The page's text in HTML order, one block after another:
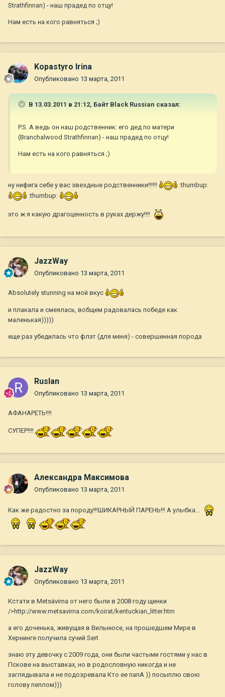
Strathfinnan) - наш прадед по отцу!
Нам есть на кого равняться ;)
Kopastyro Irina
Опубликовано 13 марта, 2011
В 13.03.2011 в 21:12, Байт Black Russian сказал:
P.S. А ведь он наш родственник: его дед по матери
(Branchalwood Strathfinnan) - наш прадед по отцу!
Нам есть на кого равняться ;)
ну нифига себе у вас звездные родственники!!!!!!
:thumbup:
:thumbup:
это ж я какую драгоценность в руках держу!!!!
JazzWay
Опубликовано 13 марта, 2011
Absolutely stunning на мой вкус
и плакала и смеялась, вобщем радовалась победе как
маленькая)))))
еще раз убедилась что флэт (для меня) - совершенная порода
Ruslan
Опубликовано 13 марта, 2011
АФАНАРЕТЬ!!!!
СУПЕР!!!!
Александра Максимова
Опубликовано 13 марта, 2011
Как же радостно за породу!!!ШИКАРНЫЙ ПАРЕНЬ!!! А улыбка...
JazzWay
Опубликовано 13 марта, 2011
Кстати в Metsävirna от него были в 2008 году щенки
/>http://www.metsavirna.com/koirat/kentuckian_litter.htm
а его доченька, живущая в Вильнюcе, на прошедшем Мире в
Хернинге получила сучий Sert
знаю эту девочку с 2009 года, они были частыми гостями у нас в
Пскове на выставках, но в родословную никогда и не
заглядывала и не подозревала Кто ее папА )) посыплю свою
голову пеплом)))